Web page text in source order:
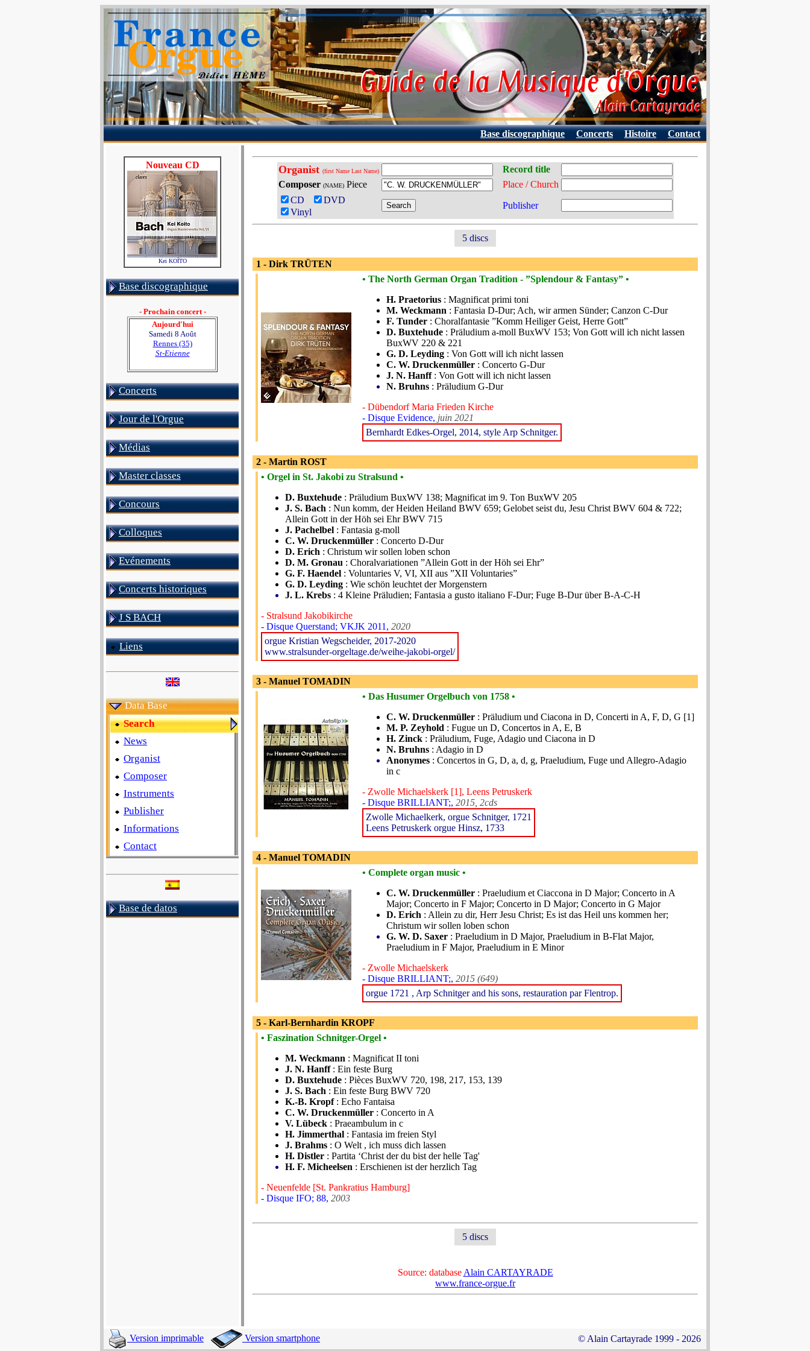
Base discographique Concerts Histoire Contact
Nouveau CD
Kei KOÏTO
Base discographique
- Prochain concert -
Aujourd'hui
Samedi 8 Août
Rennes (35)
St-Etienne
Concerts
Jour de l'Orgue
Médias
Master classes
Concours
Colloques
Evénements
Concerts historiques
J S BACH
Liens
Data Base
Search
News
Organist
Composer
Instruments
Publisher
Informations
Contact
Base de datos
Organist (first Name Last Name)
Record title
Composer (NAME)Piece
Place / Church
CD
DVD
Vinyl
Publisher
5 discs
1 - Dirk TRÜTEN
• The North German Organ Tradition - ”Splendour & Fantasy” •
H. Praetorius : Magnificat primi toni
M. Weckmann : Fantasia D-Dur; Ach, wir armen Sünder; Canzon C-Dur
F. Tunder : Choralfantasie ”Komm Heiliger Geist, Herre Gott”
D. Buxtehude : Präludium a-moll BuxWV 153; Von Gott will ich nicht lassen
BuxWV 220 & 221
G. D. Leyding : Von Gott will ich nicht lassen
C. W. Druckenmüller : Concerto G-Dur
J. N. Hanff: Von Gott will ich nicht lassen
N. Bruhns : Präludium G-Dur
- Dübendorf Maria Frieden Kirche
- Disque Evidence, juin 2021
Bernhardt Edkes-Orgel, 2014, style Arp Schnitger.
2 - Martin ROST
• Orgel in St. Jakobi zu Stralsund •
D. Buxtehude : Präludium BuxWV 138; Magnificat im 9. Ton BuxWV 205
J. S. Bach : Nun komm, der Heiden Heiland BWV 659; Gelobet seist du, Jesu Christ BWV 604 & 722;
Allein Gott in der Höh sei Ehr BWV 715
J. Pachelbel : Fantasia g-moll
C. W. Druckenmüller : Concerto D-Dur
D. Erich : Christum wir sollen loben schon
D. M. Gronau : Choralvariationen ”Allein Gott in der Höh sei Ehr”
G. F. Haendel : Voluntaries V, VI, XII aus ”XII Voluntaries”
G. D. Leyding : Wie schön leuchtet der Morgenstern
J. L. Krebs : 4 Kleine Präludien; Fantasia a gusto italiano F-Dur; Fuge B-Dur über B-A-C-H
- Stralsund Jakobikirche
- Disque Querstand; VKJK 2011, 2020
orgue Kristian Wegscheider, 2017-2020
www.stralsunder-orgeltage.de/weihe-jakobi-orgel/
3 - Manuel TOMADIN
• Das Husumer Orgelbuch von 1758 •
C. W. Druckenmüller : Präludium und Ciacona in D, Concerti in A, F, D, G [1]
M. P. Zeyhold : Fugue un D, Concertos in A, E, B
H. Zinck : Präludium, Fuge, Adagio und Ciacona in D
N. Bruhns : Adagio in D
Anonymes : Concertos in G, D, a, d, g, Praeludium, Fuge und Allegro-Adagio
in c
- Zwolle Michaelskerk [1], Leens Petruskerk
- Disque BRILLIANT;, 2015, 2cds
Zwolle Michaelkerk, orgue Schnitger, 1721
Leens Petruskerk orgue Hinsz, 1733
4 - Manuel TOMADIN
• Complete organ music •
C. W. Druckenmüller : Praeludium et Ciaccona in D Major; Concerto in A
Major; Concerto in F Major; Concerto in D Major; Concerto in G Major
D. Erich : Allein zu dir, Herr Jesu Christ; Es ist das Heil uns kommen her;
Christum wir sollen loben schon
G. W. D. Saxer : Praeludium in D Major, Praeludium in B-Flat Major,
Praeludium in F Major, Praeludium in E Minor
- Zwolle Michaelskerk
- Disque BRILLIANT;, 2015 (649)
orgue 1721 , Arp Schnitger and his sons, restauration par Flentrop.
5 - Karl-Bernhardin KROPF
• Faszination Schnitger-Orgel •
M. Weckmann : Magnificat II toni
J. N. Hanff: Ein feste Burg
D. Buxtehude : Pièces BuxWV 720, 198, 217, 153, 139
J. S. Bach : Ein feste Burg BWV 720
K.-B. Kropf: Echo Fantaisa
C. W. Druckenmüller : Concerto in A
V. Lübeck : Praeambulum in c
H. Jimmerthal : Fantasia im freien Styl
J. Brahms : O Welt , ich muss dich lassen
H. Distler : Partita ‘Christ der du bist der helle Tag'
H. F. Micheelsen : Erschienen ist der herzlich Tag
- Neuenfelde [St. Pankratius Hamburg]
- Disque IFO; 88, 2003
5 discs
Source: database Alain CARTAYRADE
www.france-orgue.fr
Version imprimable Version smartphone © Alain Cartayrade 1999 - 2026